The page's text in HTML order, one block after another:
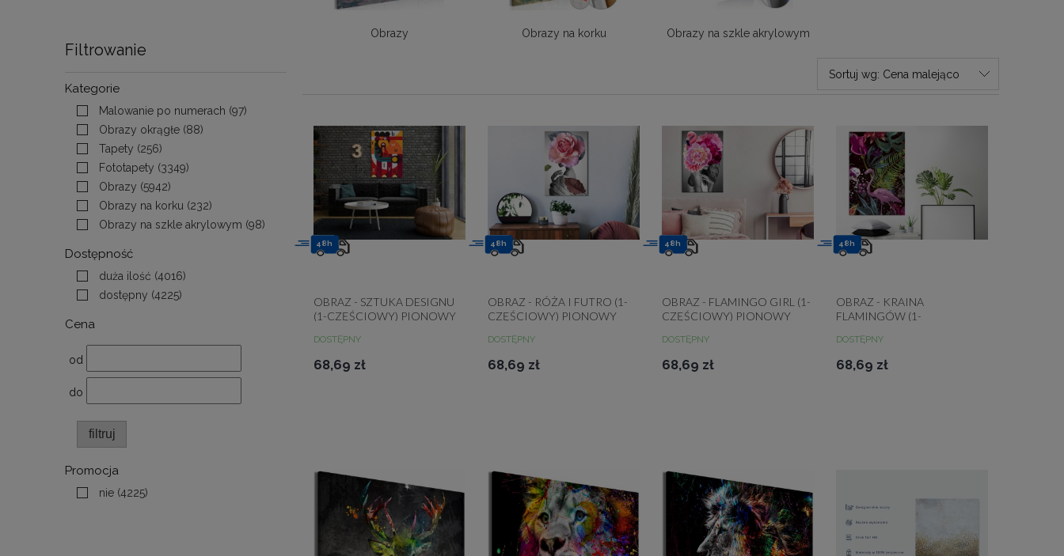
Filtrowanie
Kategorie
Malowanie po numerach (97)
Obrazy okrągłe (88)
Tapety (256)
Fototapety (3349)
Obrazy (5942)
Obrazy na korku (232)
Obrazy na szkle akrylowym (98)
Dostępność
duża ilość (4016)
dostępny (4225)
Cena
od
do
filtruj
Promocja
nie (4225)
Obrazy Obrazy na korku Obrazy na szkle akrylowym
Sortuj wg: Cena malejąco
OBRAZ - SZTUKA DESIGNU
(1-CZĘŚCIOWY) PIONOWY
DOSTĘPNY
68,69 zł
48h
OBRAZ - RÓŻA I FUTRO (1-
CZĘŚCIOWY) PIONOWY
DOSTĘPNY
68,69 zł
48h
OBRAZ - FLAMINGO GIRL (1-
CZĘŚCIOWY) PIONOWY
DOSTĘPNY
68,69 zł
48h
OBRAZ - KRAINA
FLAMINGÓW (1-
DOSTĘPNY
68,69 zł
48h